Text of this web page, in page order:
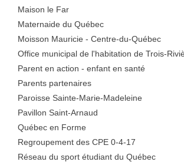
Maison le Far
Maternaide du Québec
Moisson Mauricie - Centre-du-Québec
Office municipal de l'habitation de Trois-
Parent en action - enfant en santé
Parents partenaires
Paroisse Sainte-Marie-Madeleine
Pavillon Saint-Arnaud
Québec en Forme
Regroupement des CPE 0-4-17
Réseau du sport étudiant du Québec